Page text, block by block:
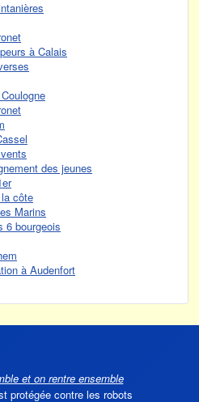
à Calais
des jeunes
côte
Marins
6 bourgeois
à Audenfort
et on rentre ensemble
protégée contre les robots